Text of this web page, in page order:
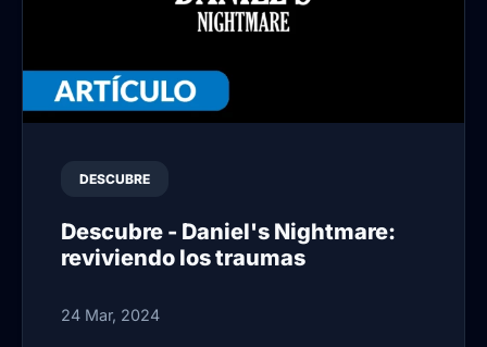
DESCUBRE
Descubre - Daniel's Nightmare:
reviviendo los traumas
24 Mar, 2024